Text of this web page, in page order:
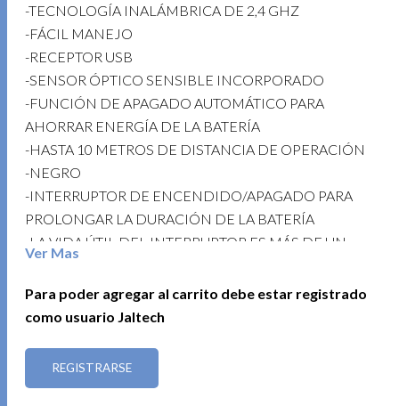
-TECNOLOGÍA INALÁMBRICA DE 2,4 GHZ
-FÁCIL MANEJO
-RECEPTOR USB
-SENSOR ÓPTICO SENSIBLE INCORPORADO
-FUNCIÓN DE APAGADO AUTOMÁTICO PARA
AHORRAR ENERGÍA DE LA BATERÍA
-HASTA 10 METROS DE DISTANCIA DE OPERACIÓN
-NEGRO
-INTERRUPTOR DE ENCENDIDO/APAGADO PARA
PROLONGAR LA DURACIÓN DE LA BATERÍA
-LA VIDA ÚTIL DEL INTERRUPTOR ES MÁS DE UN
-BAJO CONSUMO DE ENERGÍA
– 4 BOTONES
LIBREMENTE
-ESCALA DE DPI: 800-1200-1600 DPI
Ver Mas
Para poder agregar al carrito debe estar registrado
como usuario Jaltech
REGISTRARSE